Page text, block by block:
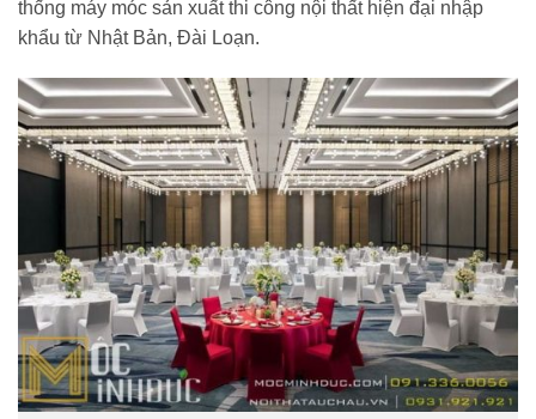
thống máy móc sản xuất thi công nội thất hiện đại nhập
khẩu từ Nhật Bản, Đài Loạn.